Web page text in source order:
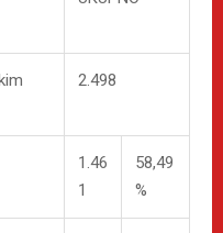
2.498
1.46
1
58,49
%